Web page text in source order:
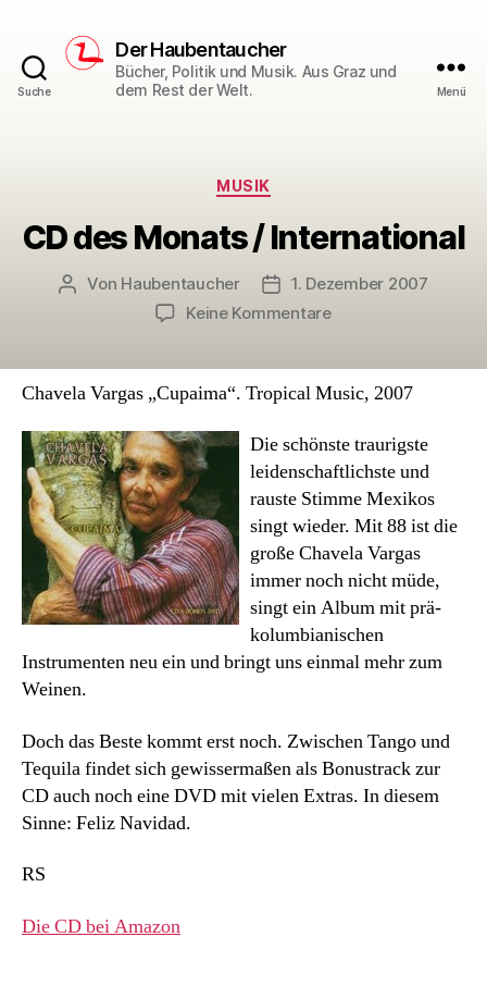
Suche
Der Haubentaucher
Bücher, Politik und Musik. Aus Graz und
dem Rest der Welt.
Menü
Kategorien
MUSIK
CD des Monats / International
Beitragsautor
Von Haubentaucher Veröffentlichungsdatum
1. Dezember 2007
Keine Kommentarezu
Monats
Chavela Vargas „Cupaima“. Tropical Music, 2007
Die schönste traurigste
leidenschaftlichste und
rauste Stimme Mexikos
singt wieder. Mit 88 ist die
große Chavela Vargas
immer noch nicht müde,
singt ein Album mit prä-
kolumbianischen
Instrumenten neu ein und bringt uns einmal mehr zum
Weinen.
Doch das Beste kommt erst noch. Zwischen Tango und
Tequila findet sich gewissermaßen als Bonustrack zur
CD auch noch eine DVD mit vielen Extras. In diesem
Sinne: Feliz Navidad.
RS
Die CD bei Amazon